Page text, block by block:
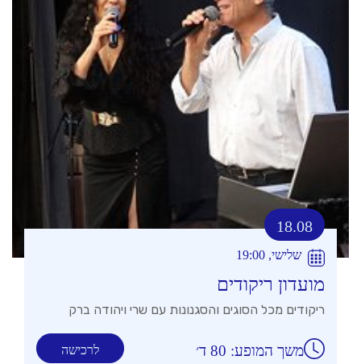
18.08
שלישי, 19:00
מועדון ריקודים
ריקודים מכל הסוגים והסגנונות עם שרי ויהודה ברק
לרכישה משך המופע: 80 ד׳